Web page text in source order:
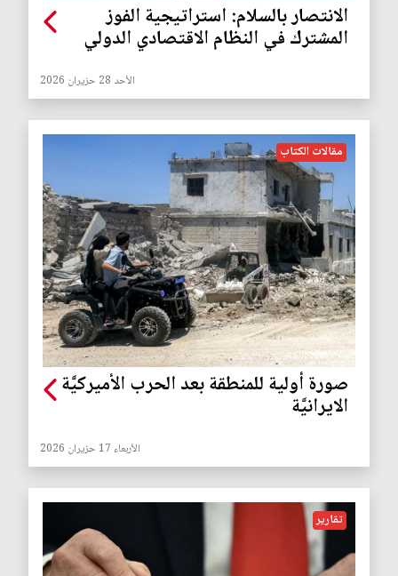
الانتصار بالسلام: استراتيجية الفوز
المشترك في النظام الاقتصادي الدولي
الأحد 28 حزيران 2026
مقالات الكتاب
صورة أولية للمنطقة بعد الحرب الأميركيَّة
الايرانيَّة
الأربعاء 17 حزيران 2026
تقارير